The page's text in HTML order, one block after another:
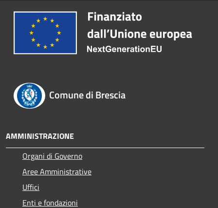
Comune di Brescia
AMMINISTRAZIONE
Organi di Governo
Aree Amministrative
Uffici
Enti e fondazioni